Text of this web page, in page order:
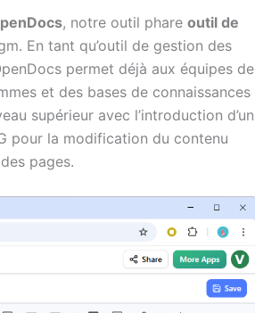
, notre outil phare outil de
En tant qu’outil de gestion des
permet déjà aux équipes de
et des bases de connaissances
supérieur avec l’introduction d’un
pour la modification du contenu
pages.